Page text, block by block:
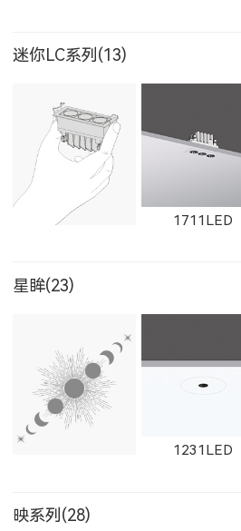
1612LED W1612LED
1762LED
迷你LC系列(13)
1711LED
12111LED W1711LED
星眸(23)
1231LED
映系列(28)